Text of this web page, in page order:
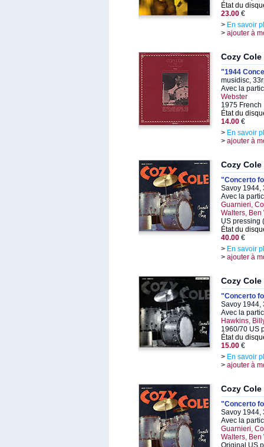
État du
23.00 €
> En savoir
> ajouter à
Cozy Cole
"1944
musidisc,
Avec la
Webster
1975 French
État du
14.00 €
> En savoir
> ajouter à
Cozy Cole
"Concerto
Savoy 1944,
Avec la
Guarnieri,
Walters, Ben
US pressing
État du
40.00 €
> En savoir
> ajouter à
Cozy Cole
"Concerto
Savoy 1944,
Avec la
Hawkins,
1960/70 US
État du
15.00 €
> En savoir
> ajouter à
Cozy Cole
"Concerto
Savoy 1944,
Avec la
Guarnieri,
Walters, Ben
Original US